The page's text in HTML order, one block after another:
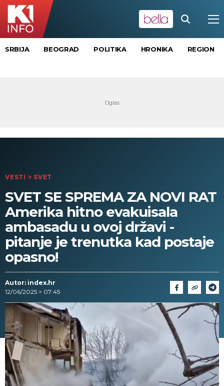
SRBIJA BEOGRAD POLITIKA HRONIKA REGION
VESTI > SVET
SVET SE SPREMA ZA NOVI RAT
Amerika hitno evakuisala
ambasadu u ovoj državi -
pitanje je trenutka kad postaje
opasno!
Autor: index.hr
12/06/2025 > 07:45